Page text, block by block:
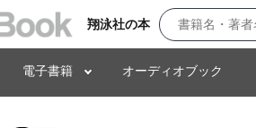
翔泳社の本
電子書籍 オーディオブック